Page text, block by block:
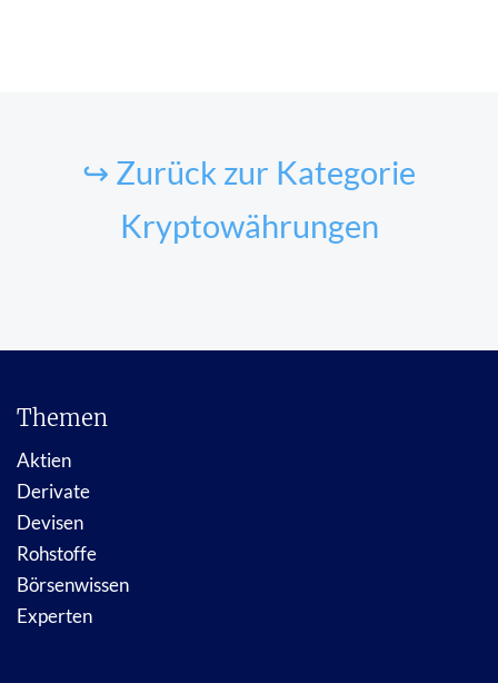
↪ Zurück zur Kategorie
Kryptowährungen
Themen
Aktien
Derivate
Devisen
Rohstoffe
Börsenwissen
Experten